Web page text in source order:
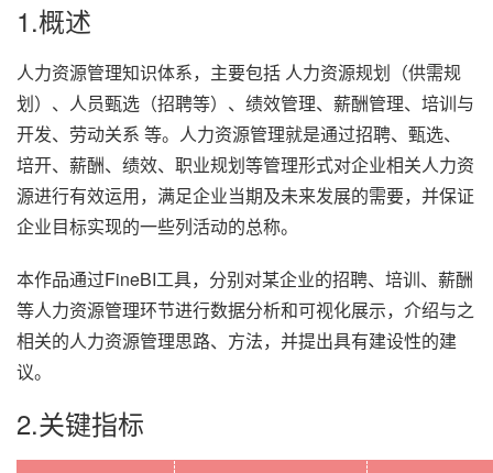
1.概述
人力资源管理知识体系，主要包括 人力资源规划（供需规
划）、人员甄选（招聘等）、绩效管理、薪酬管理、培训与
开发、劳动关系 等。人力资源管理就是通过招聘、甄选、
培开、薪酬、绩效、职业规划等管理形式对企业相关人力资
源进行有效运用，满足企业当期及未来发展的需要，并保证
企业目标实现的一些列活动的总称。
本作品通过FineBI工具，分别对某企业的招聘、培训、薪酬
等人力资源管理环节进行数据分析和可视化展示，介绍与之
相关的人力资源管理思路、方法，并提出具有建设性的建
议。
2.关键指标